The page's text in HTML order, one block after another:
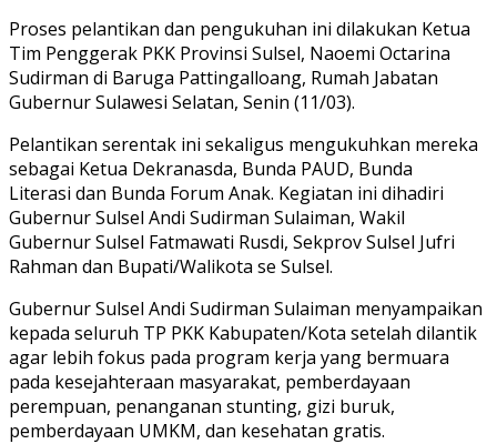
Proses pelantikan dan pengukuhan ini dilakukan Ketua
Tim Penggerak PKK Provinsi Sulsel, Naoemi Octarina
Sudirman di Baruga Pattingalloang, Rumah Jabatan
Gubernur Sulawesi Selatan, Senin (11/03).
Pelantikan serentak ini sekaligus mengukuhkan mereka
sebagai Ketua Dekranasda, Bunda PAUD, Bunda
Literasi dan Bunda Forum Anak. Kegiatan ini dihadiri
Gubernur Sulsel Andi Sudirman Sulaiman, Wakil
Gubernur Sulsel Fatmawati Rusdi, Sekprov Sulsel Jufri
Rahman dan Bupati/Walikota se Sulsel.
Gubernur Sulsel Andi Sudirman Sulaiman menyampaikan
kepada seluruh TP PKK Kabupaten/Kota setelah dilantik
agar lebih fokus pada program kerja yang bermuara
pada kesejahteraan masyarakat, pemberdayaan
perempuan, penanganan stunting, gizi buruk,
pemberdayaan UMKM, dan kesehatan gratis.